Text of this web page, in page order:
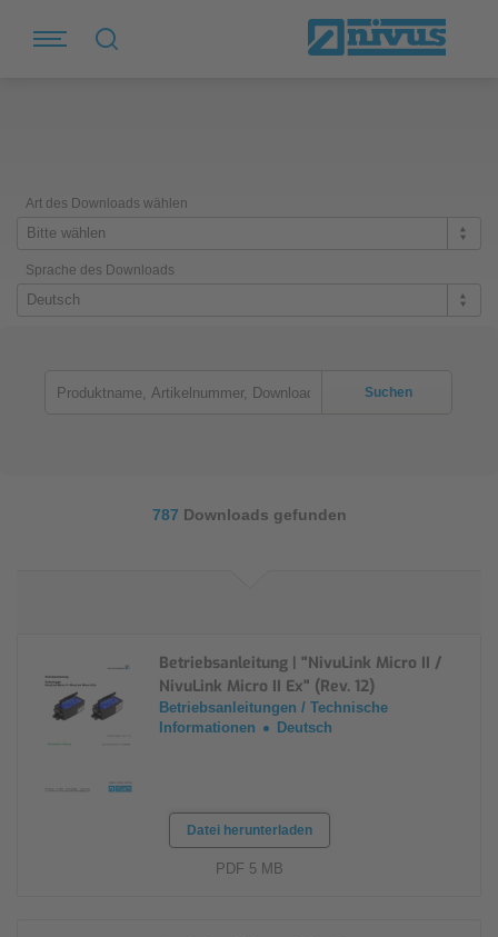
Art des Downloads wählen
Bitte wählen
Sprache des Downloads
Deutsch
Suchen
787 Downloads gefunden
Betriebsanleitung | "NivuLink Micro II /
NivuLink Micro II Ex" (Rev. 12)
Betriebsanleitungen / Technische
Informationen
Deutsch
Datei herunterladen
PDF 5 MB